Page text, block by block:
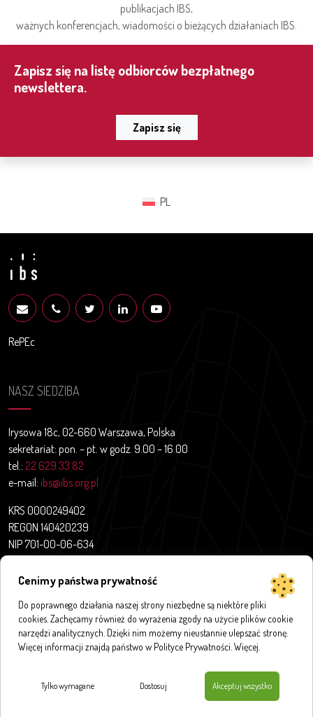
publikacjach IBS,
ważnych konferencjach, wiadomości o bieżących działaniach IBS.
Zapisz się na listę odbiorców bezpłatnego
newslettera.
Zapisz się
Cenimy państwa prywatność
Do poprawnego działania naszej strony niezbędne są niektóre pliki
cookies. Zachęcamy również do wyrażenia zgody na użycie plików cookie
narzędzi analitycznych. Dzięki nim możemy nieustannie ulepszać stronę.
Więcej informacji znajdą państwo w Polityce Prywatności. Więcej
Dostosuj
Tylko wymagane Akceptuj wszystko
PL
RePEc
NASZ SIEDZIBA
Irysowa 18c, 02-660 Warszawa, Polska
sekretariat: pon. – pt. w godz. 9.00 – 16.00
tel.: 22 629 33 82
e-mail: ibs@ibs.org.pl
KRS 0000249402
REGON 140420239
NIP 701-00-06-634
O nas
Projekty badawcze
Publikacje
Bazy i aplikacje
Innymi słowy